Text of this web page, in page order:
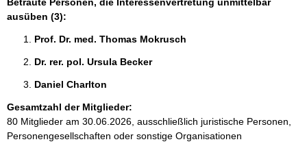
ausüben (3):
Prof. Dr. med. Thomas Mokrusch
Dr. rer. pol. Ursula Becker
Daniel Charlton
Gesamtzahl der Mitglieder:
80 Mitglieder am 30.06.2026, ausschließlich juristische Personen,
Personengesellschaften oder sonstige Organisationen